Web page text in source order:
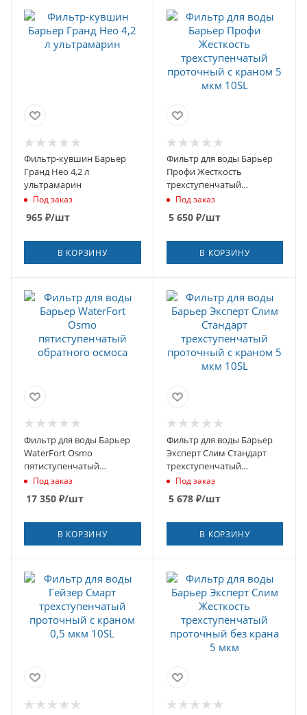
Фильтр-кувшин Барьер
Гранд Нео 4,2 л
ультрамарин
Под заказ
965 ₽/шт
В КОРЗИНУ
Фильтр для воды Барьер
Профи Жесткость
трехступенчатый
проточный с краном 5
мкм 10SL
Под заказ
5 650₽/шт
В КОРЗИНУ
Фильтр для воды Барьер
WaterFort Osmo
пятиступенчатый
обратного осмоса
Под заказ
17 350 ₽/шт
В КОРЗИНУ
Фильтр для воды Барьер
Эксперт Слим Стандарт
трехступенчатый
проточный с краном 5
Под заказ
5 678₽/шт
В КОРЗИНУ